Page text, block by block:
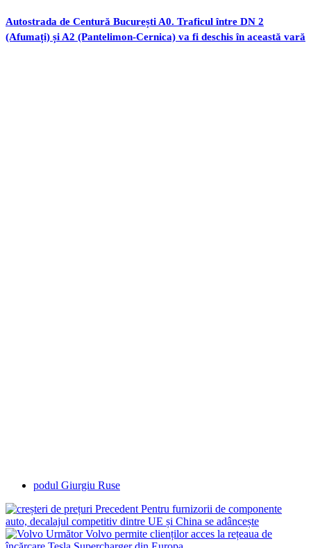
Autostrada de Centură București A0. Traficul între DN 2
(Afumați) și A2 (Pantelimon-Cernica) va fi deschis în această vară
podul Giurgiu Ruse
Precedent Pentru furnizorii de componente
auto, decalajul competitiv dintre UE și China se adâncește
Următor Volvo permite clienților acces la rețeaua de